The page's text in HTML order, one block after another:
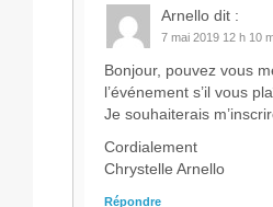
Partenaires & remerciements
Partenaires
Remerciements
Arnello dit :
7 mai 2019 12 h 10
Bonjour, pouvez vous
l’événement s’il vous
Je souhaiterais
Cordialement
Chrystelle Arnello
Répondre